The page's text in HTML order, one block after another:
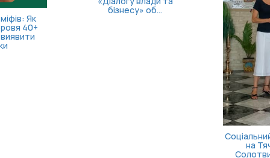
зах... осіб